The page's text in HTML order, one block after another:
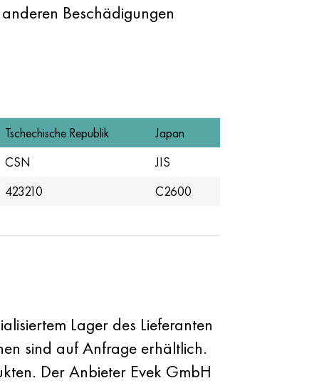
Beschädigungen
Tschechische Republik
Japan
CSN
JIS
423210
C2600
Lager des Lieferanten
sind auf Anfrage erhältlich.
Der Anbieter Evek GmbH